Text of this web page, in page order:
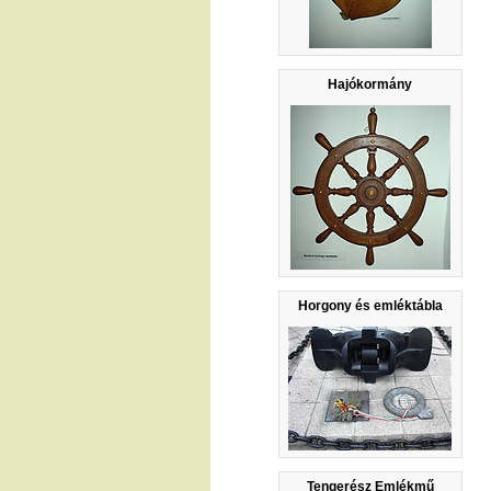
Hajókormány
Horgony és emléktábla
Tengerész Emlékmű